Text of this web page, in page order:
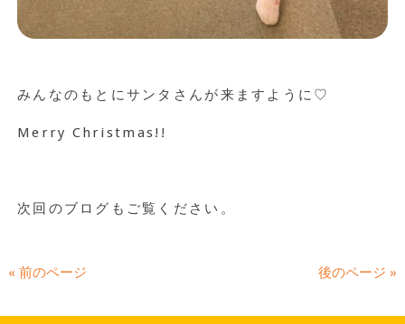
みんなのもとにサンタさんが来ますように♡
Merry Christmas!!
次回のブログもご覧ください。
« 前のページ 後のページ »